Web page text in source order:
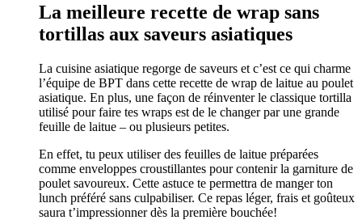
La meilleure recette de wrap sans
tortillas aux saveurs asiatiques
La cuisine asiatique regorge de saveurs et c’est ce qui charme
l’équipe de BPT dans cette recette de wrap de laitue au poulet
asiatique. En plus, une façon de réinventer le classique tortilla
utilisé pour faire tes wraps est de le changer par une grande
feuille de laitue – ou plusieurs petites.
En effet, tu peux utiliser des feuilles de laitue préparées
comme enveloppes croustillantes pour contenir la garniture de
poulet savoureux. Cette astuce te permettra de manger ton
lunch préféré sans culpabiliser. Ce repas léger, frais et goûteux
saura t’impressionner dès la première bouchée!